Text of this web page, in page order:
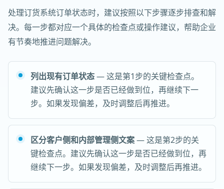
处理订货系统订单状态时，建议按照以下步骤逐步排查和解
决。每一步都对应一个具体的检查点或操作建议，帮助企业
有节奏地推进问题解决。
列出现有订单状态— 这是第1步的关键检查点。
建议先确认这一步是否已经做到位，再继续下一
步。如果发现偏差，及时调整后再推进。
区分客户侧和内部管理侧文案— 这是第2步的关
键检查点。建议先确认这一步是否已经做到位，再
继续下一步。如果发现偏差，及时调整后再推进。